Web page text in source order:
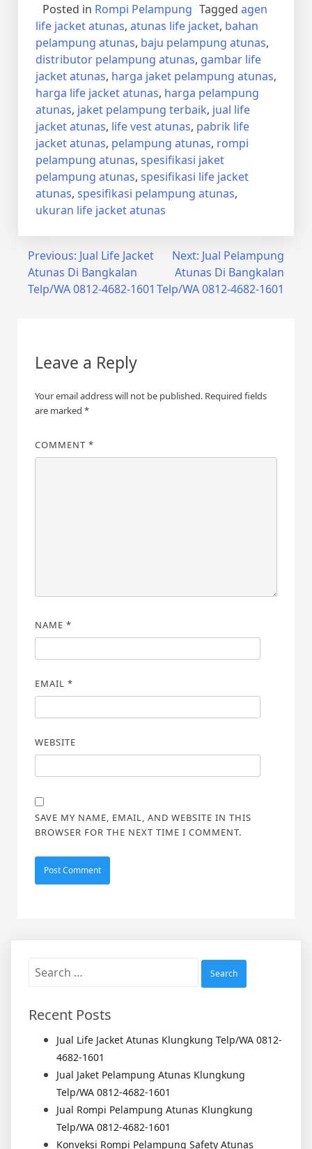
Posted in Rompi Pelampung Tagged agen
life jacket atunas, atunas life jacket, bahan
pelampung atunas, baju pelampung atunas,
distributor pelampung atunas, gambar life
jacket atunas, harga jaket pelampung atunas,
harga life jacket atunas, harga pelampung
atunas, jaket pelampung terbaik, jual life
jacket atunas, life vest atunas, pabrik life
jacket atunas, pelampung atunas, rompi
pelampung atunas, spesifikasi jaket
pelampung atunas, spesifikasi life jacket
atunas, spesifikasi pelampung atunas,
ukuran life jacket atunas
Post
navigation
Previous: Jual Life Jacket
Atunas Di Bangkalan
Telp/WA 0812-4682-1601
Next: Jual Pelampung
Atunas Di Bangkalan
Telp/WA 0812-4682-1601
Leave a Reply
Your email address will not be published. Required fields
are marked *
COMMENT *
NAME *
EMAIL *
WEBSITE
SAVE MY NAME, EMAIL, AND WEBSITE IN THIS
BROWSER FOR THE NEXT TIME I COMMENT.
Search
Recent Posts
Jual Life Jacket Atunas Klungkung Telp/WA 0812-
4682-1601
Jual Jaket Pelampung Atunas Klungkung
Telp/WA 0812-4682-1601
Jual Rompi Pelampung Atunas Klungkung
Telp/WA 0812-4682-1601
Konveksi Rompi Pelampung Safety Atunas